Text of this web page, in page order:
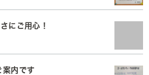
にご用心！
案内です